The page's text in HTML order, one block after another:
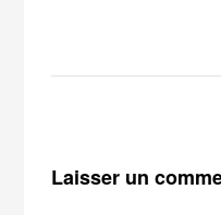
Laisser un